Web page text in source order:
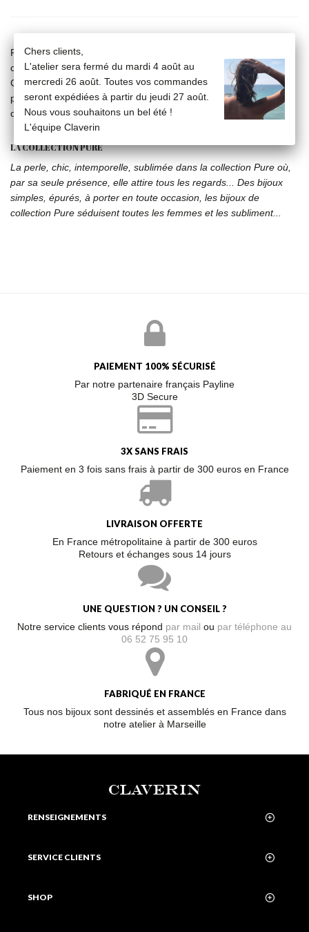
Paire de boucles d'oreilles en or blanc 18 carats et perles de
culture roses 7 mm et 9 mm.
Ces boucles d'oreilles sont composées d'une partie amovible et
peuvent ainsi être portées de deux manières : en puces simples
ou en "doubles".
LA COLLECTION PURE
La perle, chic, intemporelle, sublimée dans la collection Pure où,
par sa seule présence, elle attire tous les regards... Des bijoux
simples, épurés, à porter en toute occasion, les bijoux de
collection Pure séduisent toutes les femmes et les subliment...
PAIEMENT 100% SÉCURISÉ
Par notre partenaire français Payline
3D Secure
3X SANS FRAIS
Paiement en 3 fois sans frais à partir de 300 euros en France
LIVRAISON OFFERTE
En France métropolitaine à partir de 300 euros
Retours et échanges sous 14 jours
UNE QUESTION ? UN CONSEIL ?
Notre service clients vous répond par mail ou par téléphone au
06 52 75 95 10
FABRIQUÉ EN FRANCE
Tous nos bijoux sont dessinés et assemblés en France dans
notre atelier à Marseille
CLAVERIN
RENSEIGNEMENTS
SERVICE CLIENTS
SHOP
Chers clients,
L'atelier sera fermé du mardi 4 août au
mercredi 26 août. Toutes vos commandes
seront expédiées à partir du jeudi 27 août.
Nous vous souhaitons un bel été !
L'équipe Claverin